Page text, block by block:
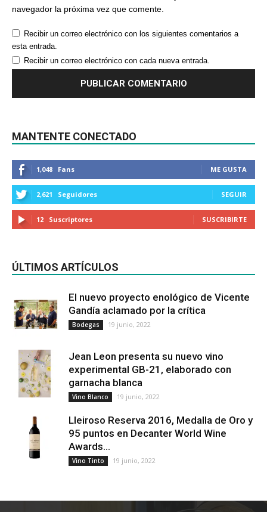
navegador la próxima vez que comente.
Recibir un correo electrónico con los siguientes comentarios a
esta entrada.
Recibir un correo electrónico con cada nueva entrada.
MANTENTE CONECTADO
1,048 Fans ME GUSTA
2,621 Seguidores SEGUIR
12 Suscriptores SUSCRIBIRTE
ÚLTIMOS ARTÍCULOS
El nuevo proyecto enológico de Vicente
Gandía aclamado por la crítica
Bodegas 19 junio, 2022
Jean Leon presenta su nuevo vino
experimental GB-21, elaborado con
garnacha blanca
Vino Blanco 19 junio, 2022
Lleiroso Reserva 2016, Medalla de Oro y
95 puntos en Decanter World Wine
Awards...
Vino Tinto 19 junio, 2022